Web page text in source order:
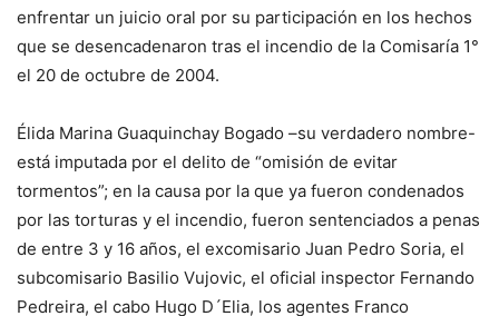
enfrentar un juicio oral por su participación en los hechos
que se desencadenaron tras el incendio de la Comisaría 1°
el 20 de octubre de 2004.
Élida Marina Guaquinchay Bogado –su verdadero nombre-
está imputada por el delito de “omisión de evitar
tormentos”; en la causa por la que ya fueron condenados
por las torturas y el incendio, fueron sentenciados a penas
de entre 3 y 16 años, el excomisario Juan Pedro Soria, el
subcomisario Basilio Vujovic, el oficial inspector Fernando
Pedreira, el cabo Hugo D´Elia, los agentes Franco